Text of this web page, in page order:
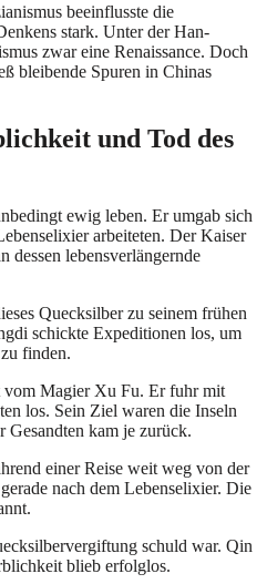
beeinflusste die
stark. Unter der Han-
zwar eine Renaissance. Doch
bleibende Spuren in Chinas
und Tod des
ewig leben. Er umgab sich
arbeiteten. Der Kaiser
dessen lebensverlängernde
Quecksilber zu seinem frühen
schickte Expeditionen los, um
finden.
vom Magier Xu Fu. Er fuhr mit
los. Sein Ziel waren die Inseln
Gesandten kam je zurück.
einer Reise weit weg von der
nach dem Lebenselixier. Die
schuld war. Qin
blieb erfolglos.